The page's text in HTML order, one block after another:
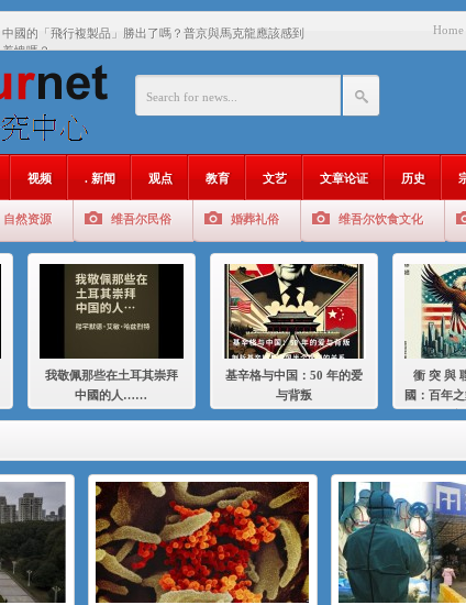
中國的「飛行複製品」勝出了嗎？普京與馬克龍應該感到
羞愧嗎？
我敬佩那些在土耳其崇拜中國的人……
聚焦维吾尔 | 伊利夏提：我为什么要学汉语
大一统情结使魏京生失去理智 / 伊利夏提
伊利夏提：在自责与内疚中的挣扎
伊利夏提：消失在集中营的红衣女孩
伊利夏提：满目苍夷2020，难见彼岸2021
Home
视频 . 新闻 观点 教育 文艺 文章论证 历史
自然资源 维吾尔民俗 婚葬礼俗 维吾尔饮食文化
我敬佩那些在土耳其崇拜
中國的人……
基辛格与中国：50 年的爱
与背叛
衝 突 與
國：百年